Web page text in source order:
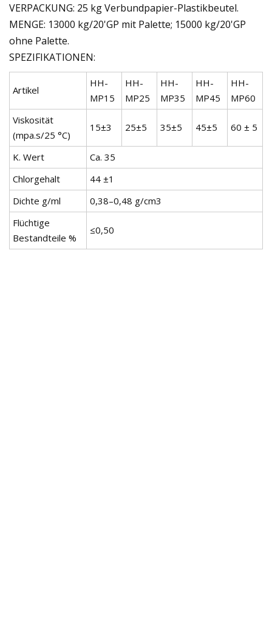
VERPACKUNG: 25 kg Verbundpapier-Plastikbeutel.
MENGE: 13000 kg/20'GP mit Palette; 15000 kg/20'GP
ohne Palette.
SPEZIFIKATIONEN:
Artikel
HH-
MP15
HH-
MP25
HH-
MP35
HH-
MP45
HH-
MP60
Viskosität
(mpa.s/25 °C)
15±3 25±5 35±5 45±5 60 ± 5
K. Wert
Ca. 35
Chlorgehalt
44 ±1
Dichte g/ml
0,38–0,48 g/cm3
Flüchtige
Bestandteile %
≤0,50